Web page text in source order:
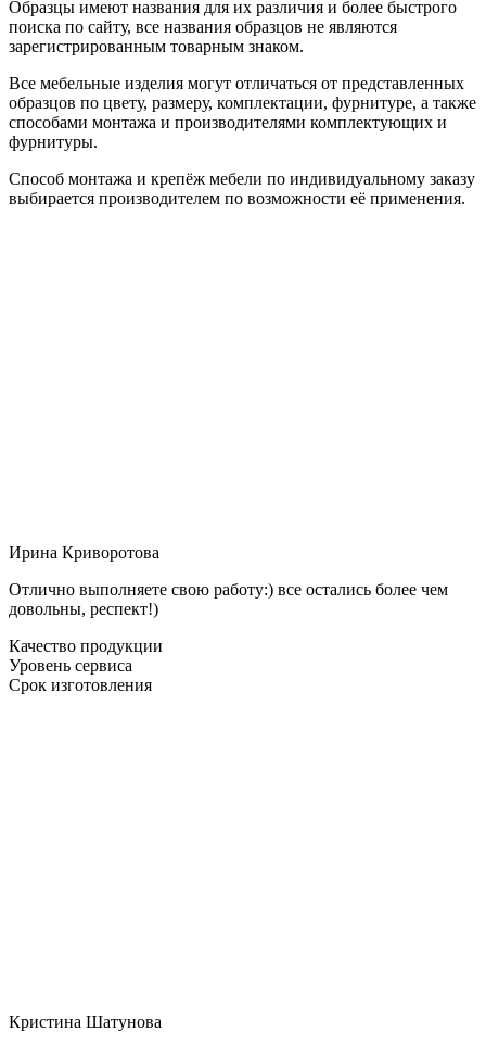
Образцы имеют названия для их различия и более быстрого
поиска по сайту, все названия образцов не являются
зарегистрированным товарным знаком.
Все мебельные изделия могут отличаться от представленных
образцов по цвету, размеру, комплектации, фурнитуре, а также
способами монтажа и производителями комплектующих и
фурнитуры.
Способ монтажа и крепёж мебели по индивидуальному заказу
выбирается производителем по возможности её применения.
Ирина Криворотова
Отлично выполняете свою работу:) все остались более чем
довольны, респект!)
Качество продукции
Уровень сервиса
Срок изготовления
Кристина Шатунова